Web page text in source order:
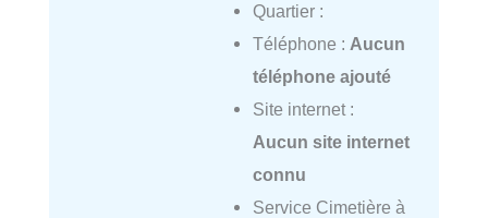
Quartier :
Téléphone : Aucun
téléphone ajouté
Site internet :
Aucun site internet
connu
Service Cimetière à